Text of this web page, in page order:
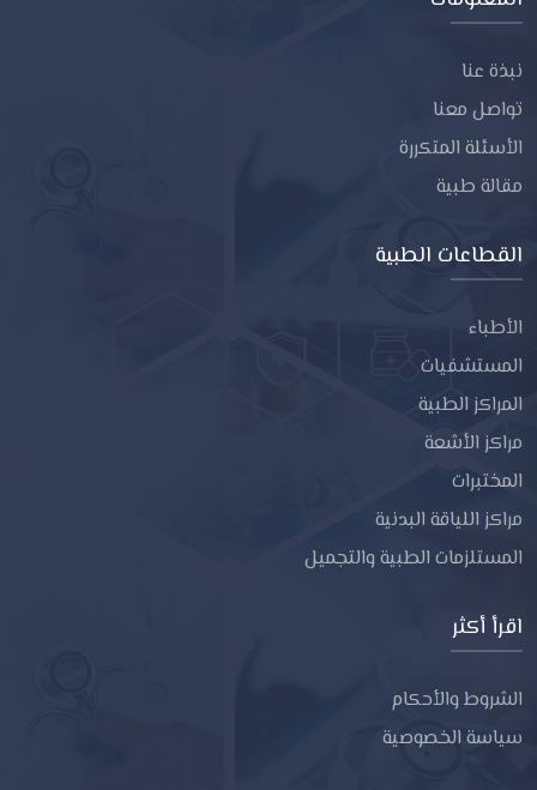
نبذة عنا
تواصل معنا
الأسئلة المتكررة
مقالة طبية
القطاعات الطبية
الأطباء
المستشفيات
المراكز الطبية
مراكز الأشعة
المختبرات
مراكز اللياقة البدنية
المستلزمات الطبية والتجميل
اقرأ أكثر
الشروط والأحكام
سياسة الخصوصية